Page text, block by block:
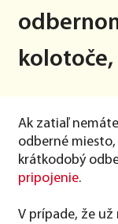
kolotoče,
Ak zatiaľ
odberné
krátkodobý
pripojenie.
V prípade, že